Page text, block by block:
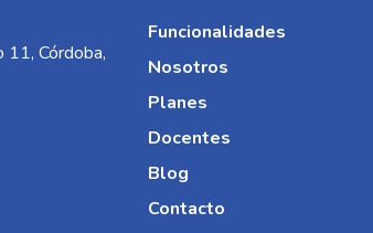
Córdoba,
Funcionalidades
Nosotros
Planes
Docentes
Blog
Contacto